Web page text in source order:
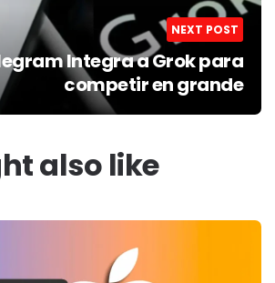
NEXT POST
Integra a Grok para
competir en grande
also like